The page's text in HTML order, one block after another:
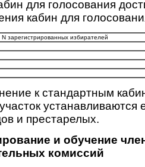
для голосования
кабин для
N зарегистрированных избирателей
к стандартным
и престарелых.
и обучение
комиссий